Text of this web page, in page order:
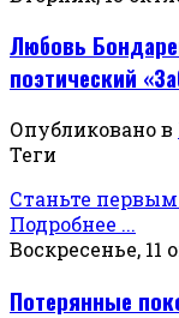
Любовь
поэтический
Опубликовано в
Теги
Станьте
Подробнее ...
Воскресенье, 11
Потерянные